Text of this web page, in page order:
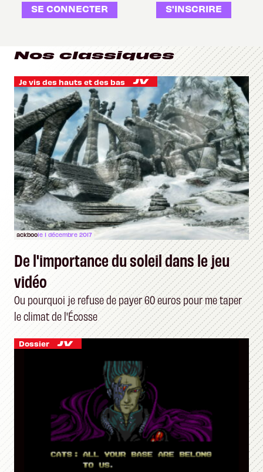
SE CONNECTER S'INSCRIRE
Nos classiques
Je vis des hauts et des bas
ackboole 1 décembre 2017
De l'importance du soleil dans le jeu
vidéo
Ou pourquoi je refuse de payer 60 euros pour me taper
le climat de l'Écosse
Dossier